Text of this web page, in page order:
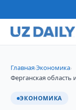
Главная›Экономика›
Ферганская область
ЭКОНОМИКА